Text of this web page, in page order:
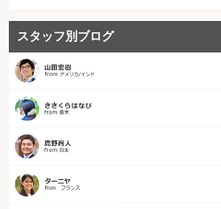
スタッフ別ブログ